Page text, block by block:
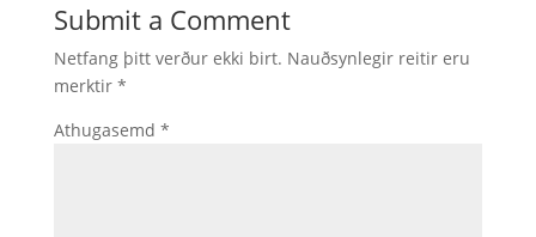
Submit a Comment
Netfang þitt verður ekki birt. Nauðsynlegir reitir eru
merktir *
Athugasemd *